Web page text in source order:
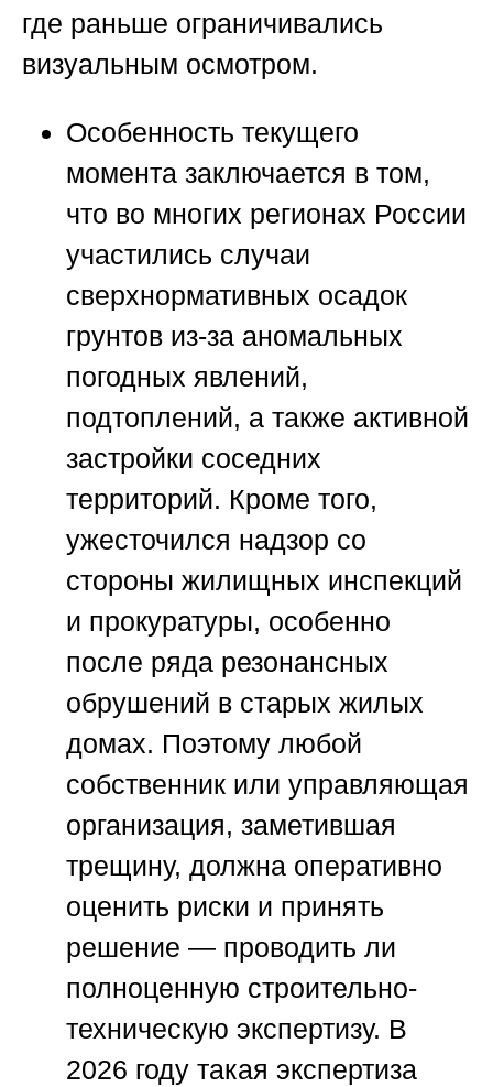
где раньше ограничивались
визуальным осмотром.
Особенность текущего
момента заключается в том,
что во многих регионах России
участились случаи
сверхнормативных осадок
грунтов из-за аномальных
погодных явлений,
подтоплений, а также активной
застройки соседних
территорий. Кроме того,
ужесточился надзор со
стороны жилищных инспекций
и прокуратуры, особенно
после ряда резонансных
обрушений в старых жилых
домах. Поэтому любой
собственник или управляющая
организация, заметившая
трещину, должна оперативно
оценить риски и принять
решение — проводить ли
полноценную строительно-
техническую экспертизу. В
2026 году такая экспертиза